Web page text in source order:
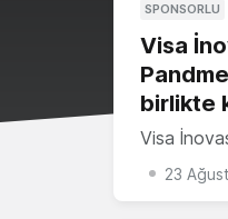
SPONSORLU
Visa
birlikte
Visa
23